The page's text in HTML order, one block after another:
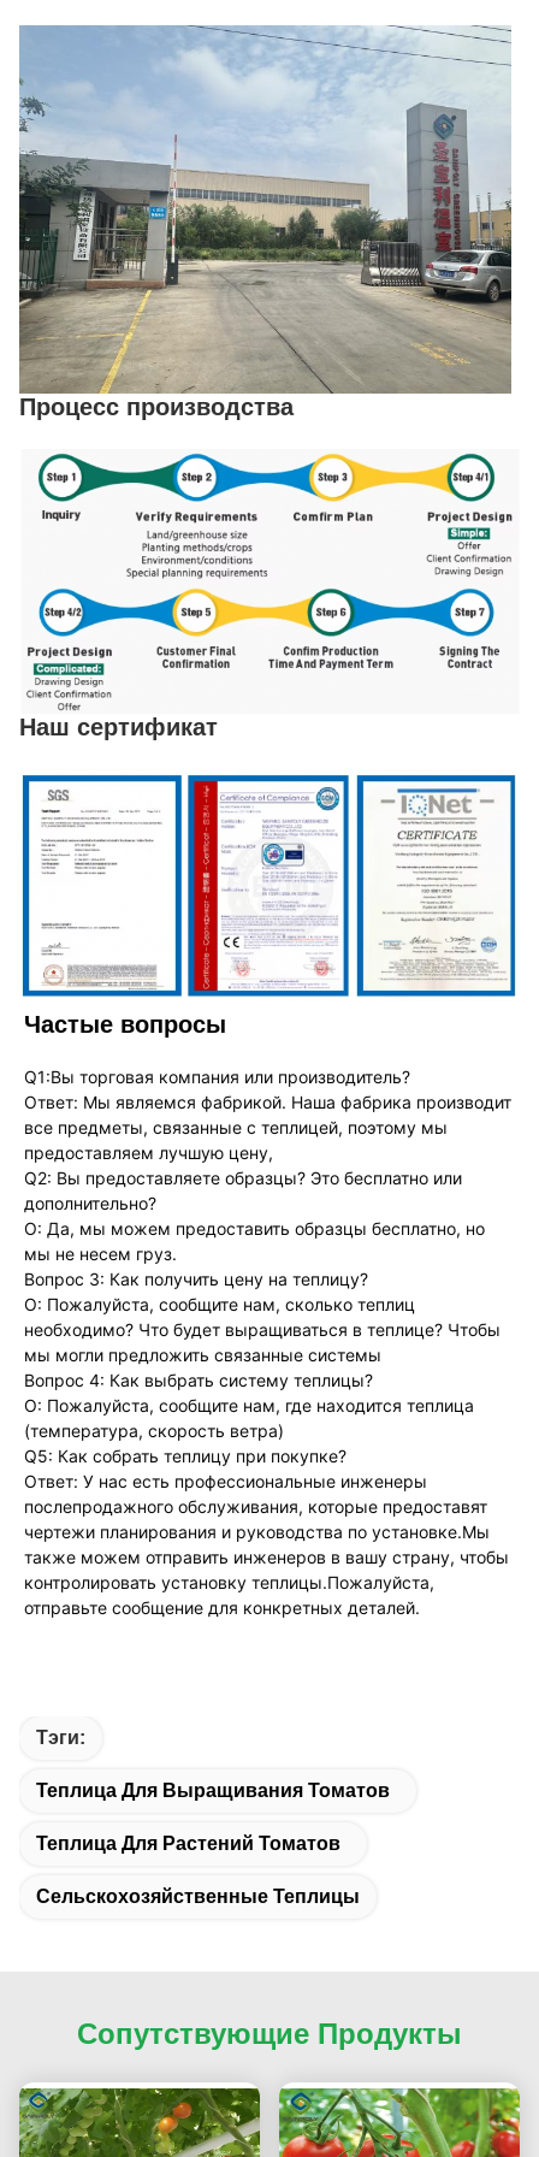
Процесс производства
Наш сертификат
Частые вопросы
Q1:Вы торговая компания или производитель?
Ответ: Мы являемся фабрикой. Наша фабрика производит
все предметы, связанные с теплицей, поэтому мы
предоставляем лучшую цену,
Q2: Вы предоставляете образцы? Это бесплатно или
дополнительно?
О: Да, мы можем предоставить образцы бесплатно, но
мы не несем груз.
Вопрос 3: Как получить цену на теплицу?
О: Пожалуйста, сообщите нам, сколько теплиц
необходимо? Что будет выращиваться в теплице? Чтобы
мы могли предложить связанные системы
Вопрос 4: Как выбрать систему теплицы?
О: Пожалуйста, сообщите нам, где находится теплица
(температура, скорость ветра)
Q5: Как собрать теплицу при покупке?
Ответ: У нас есть профессиональные инженеры
послепродажного обслуживания, которые предоставят
чертежи планирования и руководства по установке.Мы
также можем отправить инженеров в вашу страну, чтобы
контролировать установку теплицы.Пожалуйста,
отправьте сообщение для конкретных деталей.
Тэги:
Теплица Для Выращивания Томатов
Теплица Для Растений Томатов
Сельскохозяйственные Теплицы
Сопутствующие Продукты